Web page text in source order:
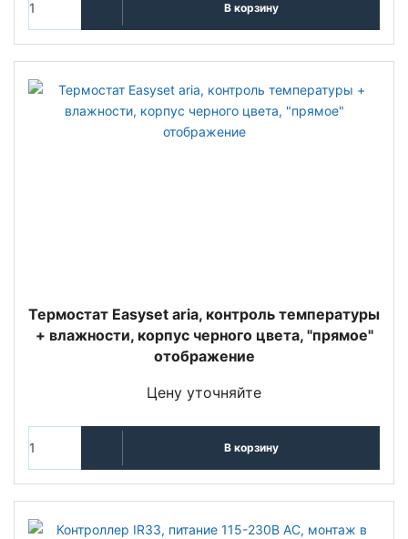
В корзину
Термостат Easyset aria, контроль температуры
+ влажности, корпус черного цвета, "прямое"
отображение
Цену уточняйте
В корзину